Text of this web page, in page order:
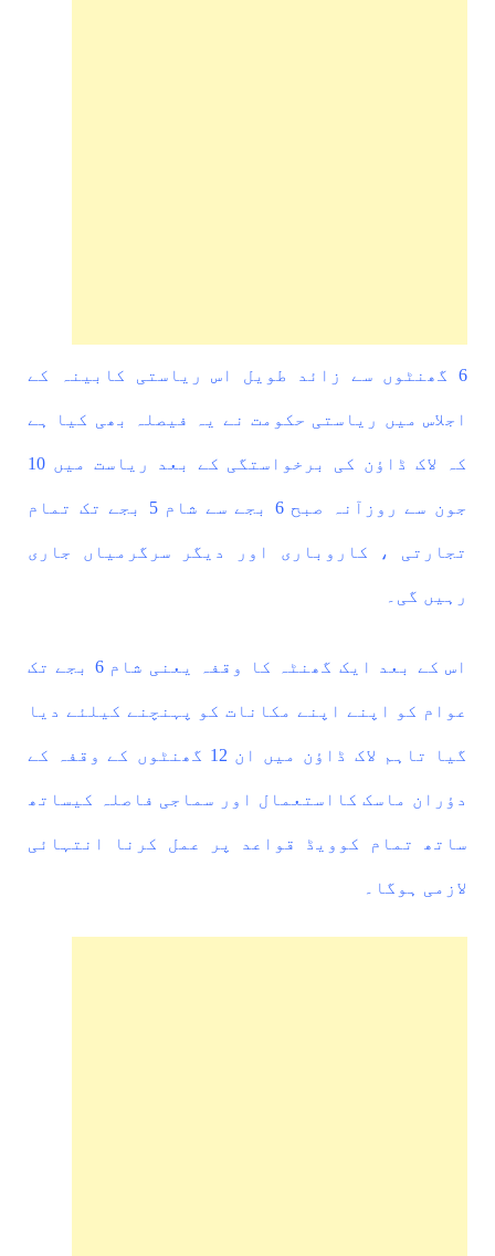
6 گھنٹوں سے زائد طویل اس ریاستی کابینہ کے
اجلاس میں ریاستی حکومت نے یہ فیصلہ بھی کیا ہے
کہ لاک ڈاؤن کی برخواستگی کے بعد ریاست میں 10
جون سے روزآنہ صبح 6 بجے سے شام 5 بجے تک تمام
تجارتی ، کاروباری اور دیگر سرگرمیاں جاری
رہیں گی۔
اس کے بعد ایک گھنٹہ کا وقفہ یعنی شام 6 بجے تک
عوام کو اپنے اپنے مکانات کو پہنچنے کیلئے دیا
گیا تاہم لاک ڈاؤن میں ان 12 گھنٹوں کے وقفہ کے
دؤران ماسک کااستعمال اور سماجی فاصلہ کیساتھ
ساتھ تمام کوویڈ قواعد پر عمل کرنا انتہائی
لازمی ہوگا۔